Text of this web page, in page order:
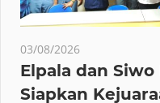
03/08/2026
Elpala dan Siwo
Siapkan